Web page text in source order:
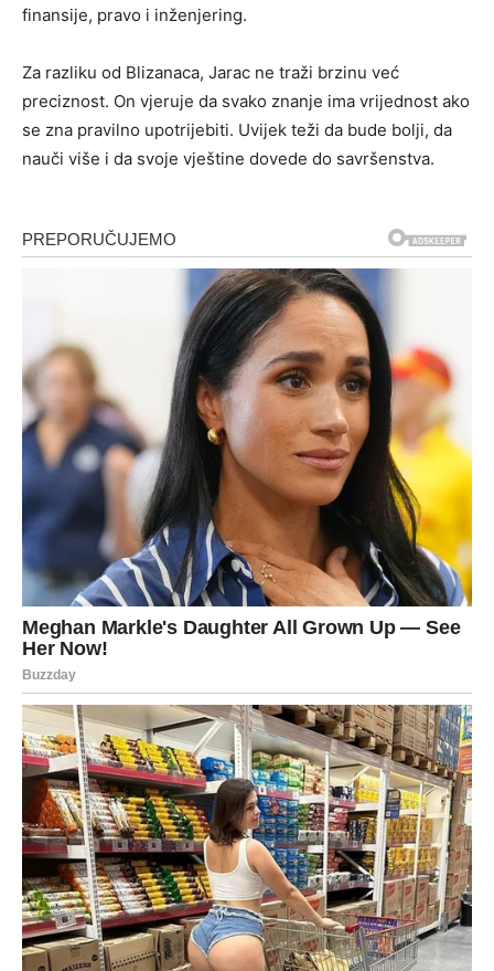
finansije, pravo i inženjering.
Za razliku od Blizanaca, Jarac ne traži brzinu već
preciznost. On vjeruje da svako znanje ima vrijednost ako
se zna pravilno upotrijebiti. Uvijek teži da bude bolji, da
nauči više i da svoje vještine dovede do savršenstva.